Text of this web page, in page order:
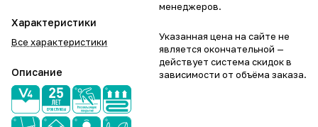
Характеристики
Все характеристики
Описание
менеджеров.
Указанная цена на сайте не
является окончательной —
действует система скидок в
зависимости от объёма заказа.